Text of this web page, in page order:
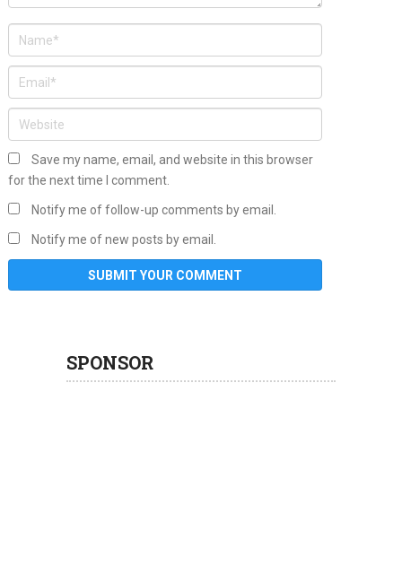
Save my name, email, and website in this browser
for the next time I comment.
Notify me of follow-up comments by email.
Notify me of new posts by email.
SPONSOR